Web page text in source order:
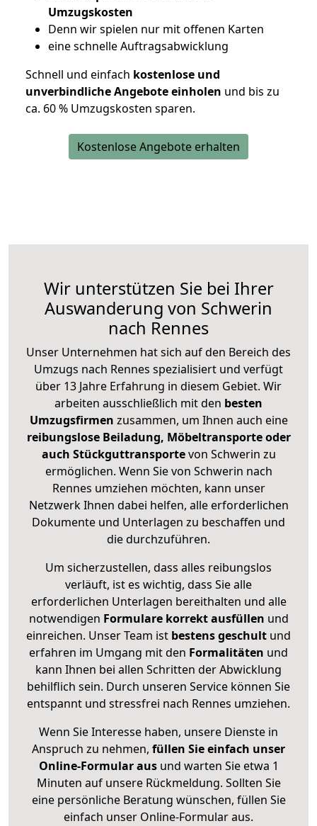
Umzugskosten
Denn wir spielen nur mit offenen Karten
eine schnelle Auftragsabwicklung
Schnell und einfach kostenlose und
unverbindliche Angebote einholen und bis zu
ca. 60 % Umzugskosten sparen.
Kostenlose Angebote erhalten
Wir unterstützen Sie bei Ihrer
Auswanderung von Schwerin
nach Rennes
Unser Unternehmen hat sich auf den Bereich des
Umzugs nach Rennes spezialisiert und verfügt
über 13 Jahre Erfahrung in diesem Gebiet. Wir
arbeiten ausschließlich mit den besten
Umzugsfirmen zusammen, um Ihnen auch eine
reibungslose Beiladung, Möbeltransporte oder
auch Stückguttransportevon Schwerin zu
ermöglichen. Wenn Sie von Schwerin nach
Rennes umziehen möchten, kann unser
Netzwerk Ihnen dabei helfen, alle erforderlichen
Dokumente und Unterlagen zu beschaffen und
die durchzuführen.
Um sicherzustellen, dass alles reibungslos
verläuft, ist es wichtig, dass Sie alle
erforderlichen Unterlagen bereithalten und alle
notwendigen Formulare korrekt ausfüllen und
einreichen. Unser Team ist bestens geschult und
erfahren im Umgang mit den Formalitäten und
kann Ihnen bei allen Schritten der Abwicklung
behilflich sein. Durch unseren Service können Sie
entspannt und stressfrei nach Rennes umziehen.
Wenn Sie Interesse haben, unsere Dienste in
Anspruch zu nehmen, füllen Sie einfach unser
Online-Formular ausund warten Sie etwa 1
Minuten auf unsere Rückmeldung. Sollten Sie
eine persönliche Beratung wünschen, füllen Sie
einfach unser Online-Formular aus.